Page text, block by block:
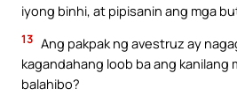
iyong binhi, at pipisanin ang mga
13 Ang pakpak ng avestruz ay
kagandahang loob ba ang kanilang
balahibo?